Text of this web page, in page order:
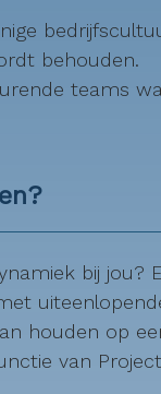
behouden.
teams
bij jou?
houden op
van